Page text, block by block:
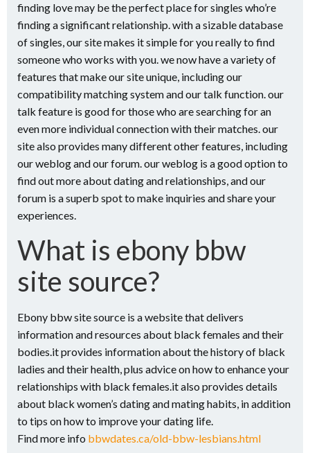
finding love may be the perfect place for singles who’re
finding a significant relationship. with a sizable database
of singles, our site makes it simple for you really to find
someone who works with you. we now have a variety of
features that make our site unique, including our
compatibility matching system and our talk function. our
talk feature is good for those who are searching for an
even more individual connection with their matches. our
site also provides many different other features, including
our weblog and our forum. our weblog is a good option to
find out more about dating and relationships, and our
forum is a superb spot to make inquiries and share your
experiences.
What is ebony bbw
site source?
Ebony bbw site source is a website that delivers
information and resources about black females and their
bodies.it provides information about the history of black
ladies and their health, plus advice on how to enhance your
relationships with black females.it also provides details
about black women’s dating and mating habits, in addition
to tips on how to improve your dating life.
Find more info bbwdates.ca/old-bbw-lesbians.html